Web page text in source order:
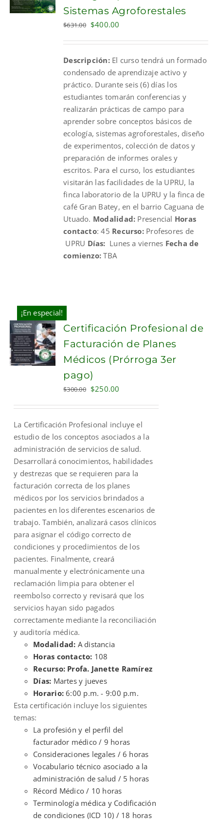
CART
Sistemas Agroforestales
$631.00 Original
$631.00.
$400.00
$400.00.
Descripción:El curso tendrá un formado
condensado de aprendizaje activo y
práctico. Durante seis (6) días los
estudiantes tomarán conferencias y
realizarán prácticas de campo para
aprender sobre conceptos básicos de
ecología, sistemas agroforestales, diseño
de experimentos, colección de datos y
preparación de informes orales y
escritos. Para el curso, los estudiantes
visitarán las facilidades de la UPRU, la
finca laboratorio de la UPRU y la finca de
café Gran Batey, en el barrio Caguana de
Utuado. Modalidad: Presencial Horas
contacto: 45 Recurso: Profesores de
UPRU Días: Lunes a viernes Fecha de
comienzo: TBA
¡En especial!
ADD TO
Certificación Profesional de
Facturación de Planes
Médicos (Prórroga 3er
pago)
$300.00 Original
$300.00.
$250.00
$250.00.
La Certificación Profesional incluye el
estudio de los conceptos asociados a la
administración de servicios de salud.
Desarrollará conocimientos, habilidades
y destrezas que se requieren para la
facturación correcta de los planes
médicos por los servicios brindados a
pacientes en los diferentes escenarios de
trabajo. También, analizará casos clínicos
para asignar el código correcto de
condiciones y procedimientos de los
pacientes. Finalmente, creará
manualmente y electrónicamente una
reclamación limpia para obtener el
reembolso correcto y revisará que los
servicios hayan sido pagados
correctamente mediante la reconciliación
y auditoría médica.
Modalidad: A distancia
Horas contacto: 108
Recurso: Profa. Janette Ramírez
Días: Martes y jueves
Horario:6:00 p.m. - 9:00 p.m.
Esta certificación incluye los siguientes
temas:
La profesión y el perfil del
facturador médico / 9 horas
Consideraciones legales / 6 horas
Vocabulario técnico asociado a la
administración de salud / 5 horas
Récord Médico / 10 horas
Terminología médica y Codificación
de condiciones (ICD 10) / 18 horas